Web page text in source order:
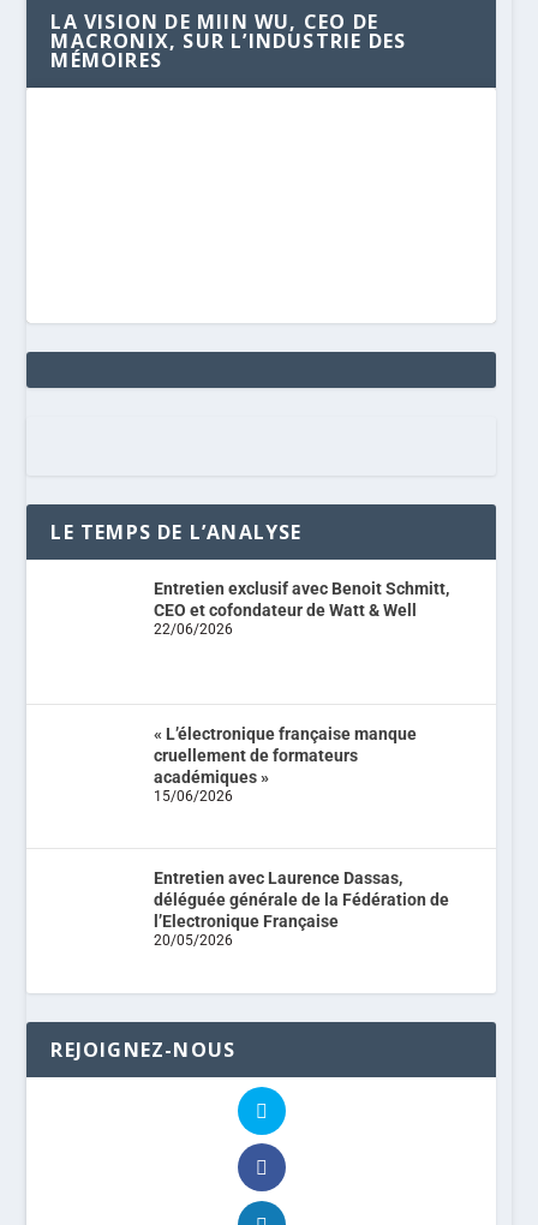
LA VISION DE MIIN WU, CEO DE
MACRONIX, SUR L’INDUSTRIE DES
MÉMOIRES
LE TEMPS DE L’ANALYSE
Entretien exclusif avec Benoit Schmitt,
CEO et cofondateur de Watt & Well
22/06/2026
« L’électronique française manque
cruellement de formateurs
académiques »
15/06/2026
Entretien avec Laurence Dassas,
déléguée générale de la Fédération de
l’Electronique Française
20/05/2026
REJOIGNEZ-NOUS